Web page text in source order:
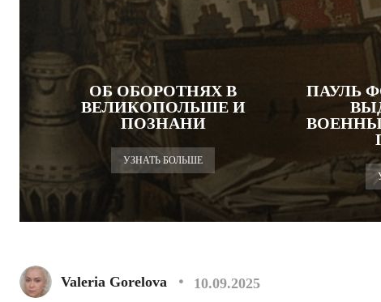
ОБ ОБОРОТНЯХ В
ВЕЛИКОПОЛЬШЕ И
ПОЗНАНИ
УЗНАТЬ БОЛЬШЕ
ПАУЛЬ
Valeria Gorelova 10.09.2025